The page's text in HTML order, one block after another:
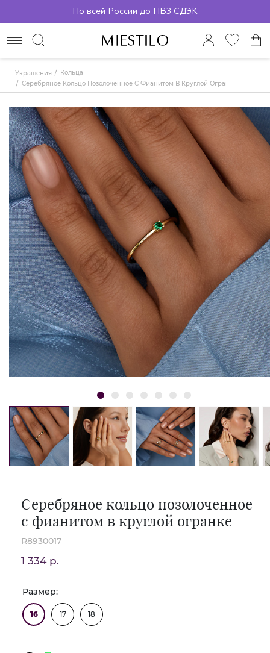
По всей России до ПВЗ СДЭК
Украшения
Кольца
Серебряное Кольцо Позолоченное С Фианитом В Круглой Огранке
Серебряное кольцо позолоченное
с фианитом в круглой огранке
R8930017
1 334 р.
Размер:
16 17 18